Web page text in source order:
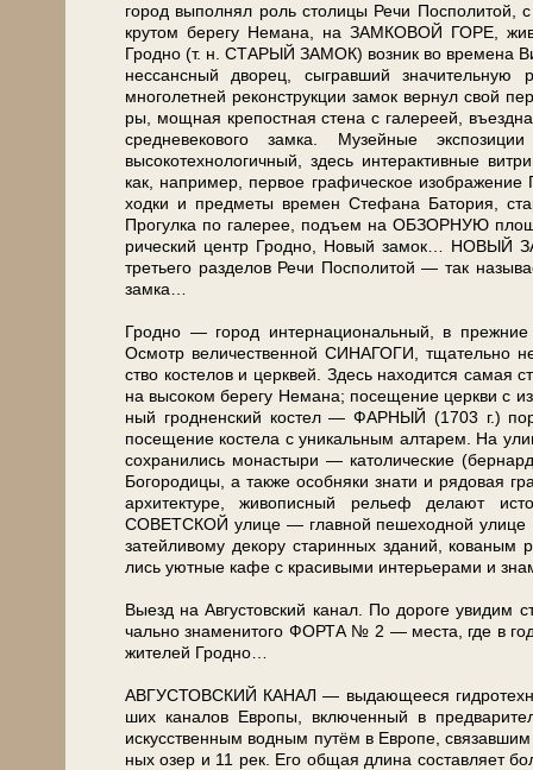
го­род вы­пол­нял роль сто­ли­цы Ре­чи
кру­том бе­ре­гу Не­ма­на, на ЗАМКОВОЙ ГОРЕ,
Грод­но (т. н. СТАРЫЙ ЗАМОК) воз­ник во вре­ме­на
нес­санс­ный дво­рец, сыг­рав­ший
многолетней ре­кон­струк­ции за­мок вернул свой
ры, мощная крепостная стена с галереей,
сред­не­ве­ко­во­го зам­ка. Музейные
высокотехнологичный, здесь ин­тер­ак­тив­ные
как, на­при­мер, пер­вое гра­фи­че­ское
ход­ки и пред­ме­ты вре­мен Стефана Батория,
Прогулка по галерее, подъ­ем на ОБЗОРНУЮ
ри­че­ский центр Грод­но, Но­вый за­мок… НОВЫЙ
тре­тье­го раз­де­лов Ре­чи Поспо­ли­той — так
зам­ка…
Грод­но — го­род ин­тер­на­ци­о­наль­ный, в преж­ние
Осмотр ве­ли­че­ствен­ной СИНАГОГИ, тща­тель­но
ство ко­сте­лов и церк­вей. Здесь на­хо­дит­ся
на вы­со­ком бе­ре­гу Не­ма­на; посещение церк­ви с
ный грод­нен­ский ко­стел — ФАРНЫЙ (1703 г.)
посещение ко­сте­ла с уни­каль­ным ал­та­рем. На
со­хра­ни­лись мо­на­сты­ри — ка­то­ли­че­ские
Бо­го­ро­ди­цы, а так­же особ­ня­ки зна­ти и ря­до­вая
ар­хи­тек­ту­ре, жи­во­пис­ный ре­льеф де­ла­ют
СОВЕТСКОЙ ули­це — глав­ной пе­ше­ход­ной ули­це
затейливому декору ста­рин­ных зда­ний,
лись уют­ные ка­фе с красивыми ин­те­рье­ра­ми и
Выезд на Ав­гу­стов­ский ка­нал. По до­ро­ге увидим
чаль­но зна­ме­ни­то­го ФОРТА № 2 — ме­ста, где в
жи­те­лей Грод­но…
АВГУСТОВСКИЙ КАНАЛ — выдающееся
ших каналов Ев­ро­пы, вклю­чен­ный в
искусственным водным путём в Ев­ро­пе,
ных озер и 11 рек. Его общая дли­на со­став­ля­ет